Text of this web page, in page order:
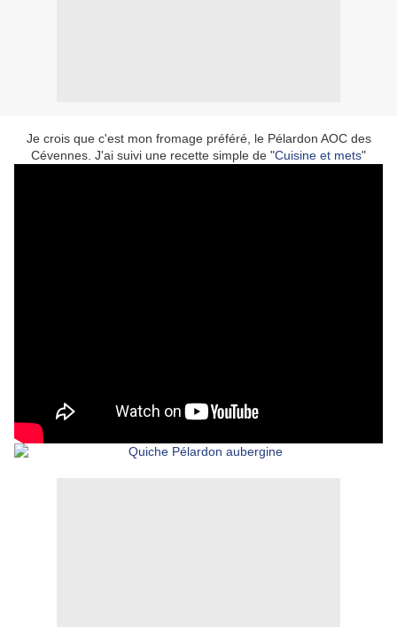
Je crois que c'est mon fromage préféré, le Pélardon AOC des
Cévennes. J'ai suivi une recette simple de "Cuisine et mets"